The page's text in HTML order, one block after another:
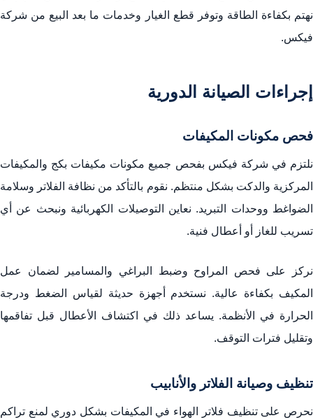
نهتم بكفاءة الطاقة وتوفر قطع الغيار وخدمات ما بعد البيع من شركة
فيكس.
إجراءات الصيانة الدورية
فحص مكونات المكيفات
نلتزم في شركة فيكس بفحص جميع مكونات مكيفات بكج والمكيفات
المركزية والدكت بشكل منتظم. نقوم بالتأكد من نظافة الفلاتر وسلامة
الضواغط ووحدات التبريد. نعاين التوصيلات الكهربائية ونبحث عن أي
تسريب للغاز أو أعطال فنية.
نركز على فحص المراوح وضبط البراغي والمسامير لضمان عمل
المكيف بكفاءة عالية. نستخدم أجهزة حديثة لقياس الضغط ودرجة
الحرارة في الأنظمة. يساعد ذلك في اكتشاف الأعطال قبل تفاقمها
وتقليل فترات التوقف.
تنظيف وصيانة الفلاتر والأنابيب
نحرص على تنظيف فلاتر الهواء في المكيفات بشكل دوري لمنع تراكم